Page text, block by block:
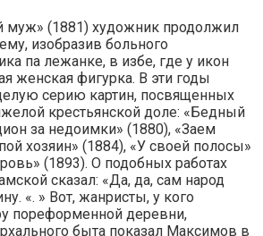
муж» (1881) художник продолжил
изобразив больного
па лежанке, в избе, где у икон
женская фигурка. В эти годы
серию картин, посвященных
крестьянской доле: «Бедный
за недоимки» (1880), «Заем
хозяин» (1884), «У своей полосы»
(1893). О подобных работах
сказал: «Да, да, сам народ
«. » Вот, жанристы, у кого
пореформенной деревни,
быта показал Максимов в